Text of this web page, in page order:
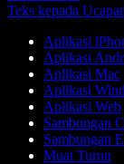
Teks kepada
Aplikasi
Aplikasi
Aplikasi Mac
Aplikasi
Aplikasi Web
Sambungan
Sambungan
Muat Turun